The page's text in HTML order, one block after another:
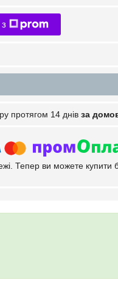
протягом 14 днів за
Тепер ви можете